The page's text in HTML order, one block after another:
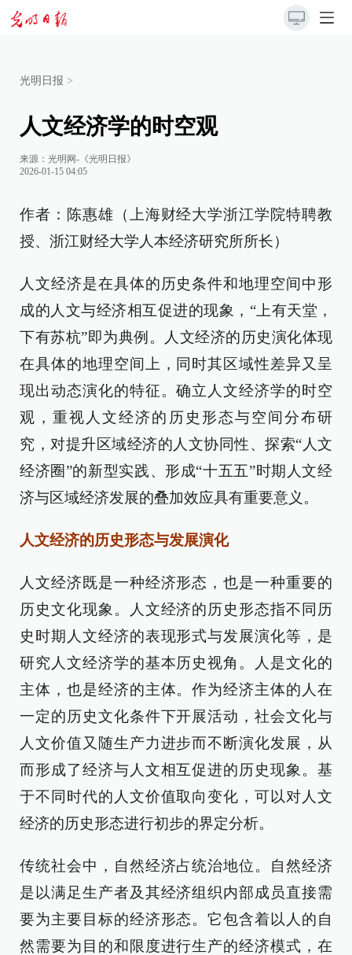
光明日报 >
人文经济学的时空观
来源： 光明网-《光明日报》
2026-01-15 04:05
作者：陈惠雄（上海财经大学浙江学院特聘教
授、浙江财经大学人本经济研究所所长）
人文经济是在具体的历史条件和地理空间中形
成的人文与经济相互促进的现象，“上有天堂，
下有苏杭”即为典例。人文经济的历史演化体现
在具体的地理空间上，同时其区域性差异又呈
现出动态演化的特征。确立人文经济学的时空
观，重视人文经济的历史形态与空间分布研
究，对提升区域经济的人文协同性、探索“人文
经济圈”的新型实践、形成“十五五”时期人文经
济与区域经济发展的叠加效应具有重要意义。
人文经济的历史形态与发展演化
人文经济既是一种经济形态，也是一种重要的
历史文化现象。人文经济的历史形态指不同历
史时期人文经济的表现形式与发展演化等，是
研究人文经济学的基本历史视角。人是文化的
主体，也是经济的主体。作为经济主体的人在
一定的历史文化条件下开展活动，社会文化与
人文价值又随生产力进步而不断演化发展，从
而形成了经济与人文相互促进的历史现象。基
于不同时代的人文价值取向变化，可以对人文
经济的历史形态进行初步的界定分析。
传统社会中，自然经济占统治地位。自然经济
是以满足生产者及其经济组织内部成员直接需
要为主要目标的经济形态。它包含着以人的自
然需要为目的和限度进行生产的经济模式，在